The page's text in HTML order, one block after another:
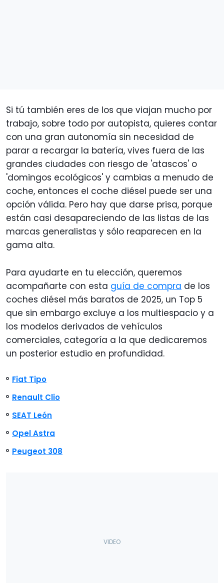
Si tú también eres de los que viajan mucho por
trabajo, sobre todo por autopista, quieres contar
con una gran autonomía sin necesidad de
parar a recargar la batería, vives fuera de las
grandes ciudades con riesgo de 'atascos' o
'domingos ecológicos' y cambias a menudo de
coche, entonces el coche diésel puede ser una
opción válida. Pero hay que darse prisa, porque
están casi desapareciendo de las listas de las
marcas generalistas y sólo reaparecen en la
gama alta.
Para ayudarte en tu elección, queremos
acompañarte con esta guía de compra de los
coches diésel más baratos de 2025, un Top 5
que sin embargo excluye a los multiespacio y a
los modelos derivados de vehículos
comerciales, categoría a la que dedicaremos
un posterior estudio en profundidad.
Fiat Tipo
Renault Clio
SEAT León
Opel Astra
Peugeot 308